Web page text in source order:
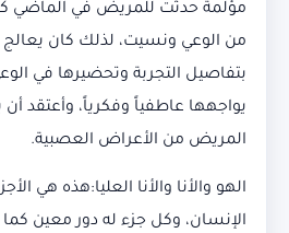
مؤلمة حدثت للمريض في الماضي
من الوعي ونسيت، لذلك كان يعالج
بتفاصيل التجربة وتحضيرها في
يواجهها عاطفياً وفكرياً، وأعتقد
المريض من الأعراض العصبية.
الهو والأنا والأنا العليا:هذه هي
الإنسان، وكل جزء له دور معين كما